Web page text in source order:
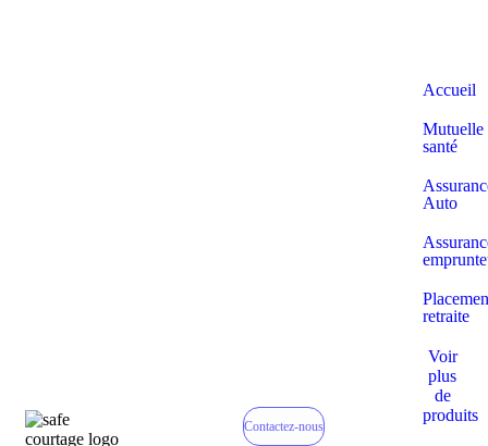
Contactez-nous
Accueil
Mutuelle
santé
Auto
retraite
Voir
plus
de
produits